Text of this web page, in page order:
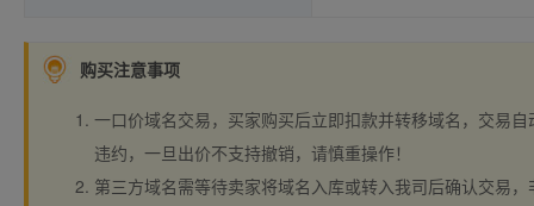
购买注意事项
一口价域名交易，买家购买后立即扣款并转移域名，交易
违约，一旦出价不支持撤销，请慎重操作！
第三方域名需等待卖家将域名入库或转入我司后确认交易